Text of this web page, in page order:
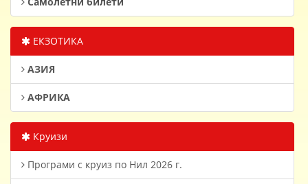
ЕКЗОТИКА
АЗИЯ
АФРИКА
Круизи
Програми с круиз по Нил 2026 г.